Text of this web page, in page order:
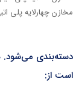
مخازن چهارلایه پلی
دسته‌بندی
است از: